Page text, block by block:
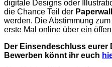
digitale Designs oder
die Chance Teil der
werden. Die Abstimmung
erste Mal online über ein
Der Einsendeschluss eurer
Bewerben könnt ihr euch